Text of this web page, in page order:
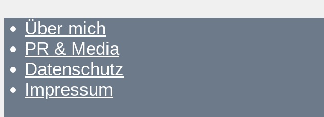
Über mich
PR & Media
Datenschutz
Impressum